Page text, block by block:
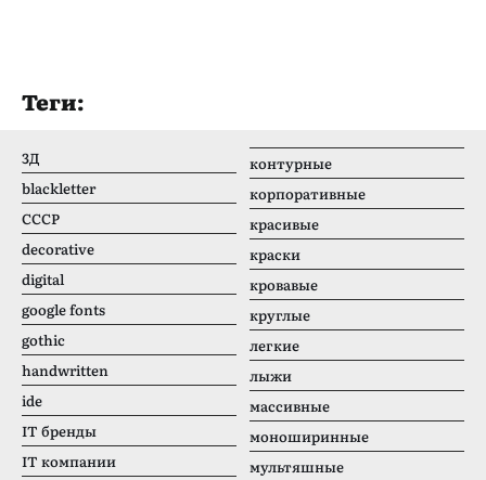
Теги:
3Д
blackletter
CCCР
decorative
digital
google fonts
gothic
handwritten
ide
IT бренды
IT компании
контурные
корпоративные
красивые
краски
кровавые
круглые
легкие
лыжи
массивные
моноширинные
мультяшные